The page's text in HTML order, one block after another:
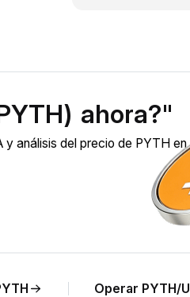
ahora?"
análisis del precio de PYTH en
Operar PYTH/